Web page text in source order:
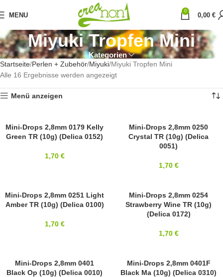
MENU
0
0,00 €
Miyuki Tropfen Mini
Kategorien
Startseite Perlen + Zubehör Miyuki Miyuki Tropfen Mini
Alle 16 Ergebnisse werden angezeigt
Menü anzeigen
2,8MM
MIYUKI
Mini-Drops 2,8mm 0179 Kelly
Green TR (10g) (Delica 0152)
1,70 €
2,8MM
MIYUKI
Mini-Drops 2,8mm 0250
Crystal TR (10g) (Delica
0051)
1,70 €
2,8MM
MIYUKI
Mini-Drops 2,8mm 0251 Light
Amber TR (10g) (Delica 0100)
1,70 €
2,8MM
MIYUKI
Mini-Drops 2,8mm 0254
Strawberry Wine TR (10g)
(Delica 0172)
1,70 €
2,8MM
MIYUKI
Mini-Drops 2,8mm 0401
Black Op (10g) (Delica 0010)
SOLD OUT
2,8MM
Mini-Drops 2,8mm 0401F
Black Ma (10g) (Delica 0310)